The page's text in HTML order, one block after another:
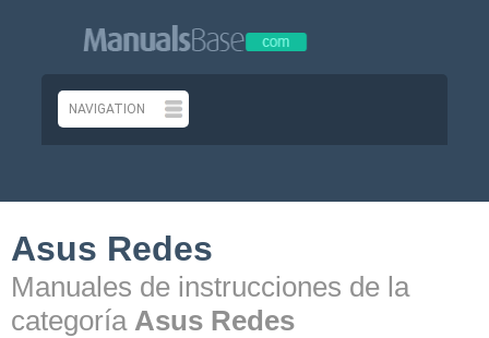
Asus Redes
Manuales de instrucciones de la
categoría Asus Redes